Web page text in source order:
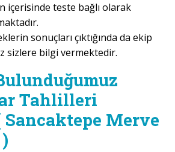
içerisinde teste bağlı olarak
sonuçları çıktığında da ekip
sizlere bilgi vermektedir.
Tahlilleri
Merve